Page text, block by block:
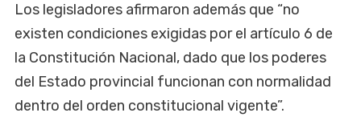
Los legisladores afirmaron además que “no
existen condiciones exigidas por el artículo 6 de
la Constitución Nacional, dado que los poderes
del Estado provincial funcionan con normalidad
dentro del orden constitucional vigente”.